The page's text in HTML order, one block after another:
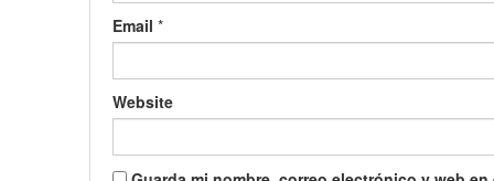
Email *
Website